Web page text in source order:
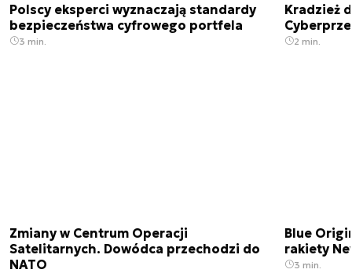
Polscy eksperci wyznaczają standardy
bezpieczeństwa cyfrowego portfela
3 min.
Kradzież
2 min.
Zmiany w Centrum Operacji
Satelitarnych. Dowódca przechodzi do
NATO
Blue
rakiety
3 min.